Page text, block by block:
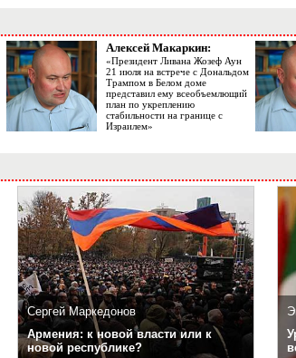
Алексей Макаркин:
«Президент Ливана Жозеф Аун
21 июля на встрече с Дональдом
Трампом в Белом доме
представил ему всеобъемлющий
план по укреплению
стабильности на границе с
Израилем»
Сергей Маркедонов
Армения: к новой власти или к
новой республике?